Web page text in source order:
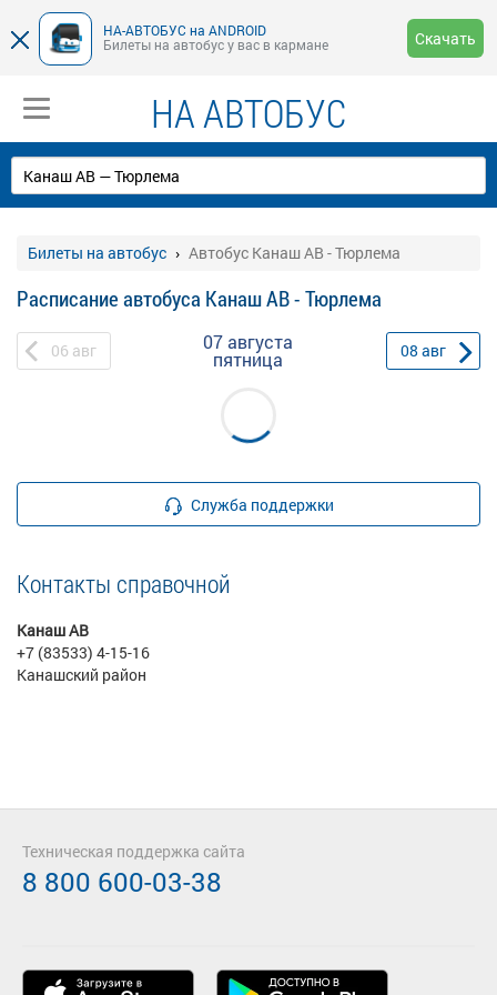
НА-АВТОБУС на ANDROID
Билеты на автобус у вас в кармане
Скачать
НА АВТОБУС
Билеты на автобус Автобус Канаш АВ - Тюрлема
Расписание автобуса Канаш АВ - Тюрлема
06 авг 07 августа
пятница 08 авг
Служба поддержки
Контакты справочной
Канаш АВ
+7 (83533) 4-15-16
Канашский район
Техническая поддержка сайта
8 800 600-03-38